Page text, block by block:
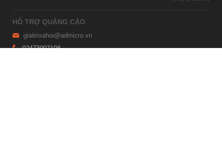
HỖ TRỢ QUẢNG CÁO
giaitrixahoi@admicro.vn
02473007108